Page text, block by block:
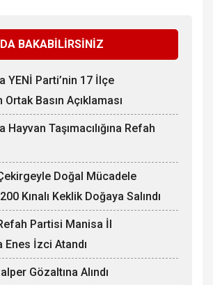
BAKABİLİRSİNİZ
YENİ Parti’nin 17 İlçe
Ortak Basın Açıklaması
Hayvan Taşımacılığına Refah
Doğal Mücadele
Kınalı Keklik Doğaya Salındı
Partisi Manisa İl
Enes İzci Atandı
Gözaltına Alındı